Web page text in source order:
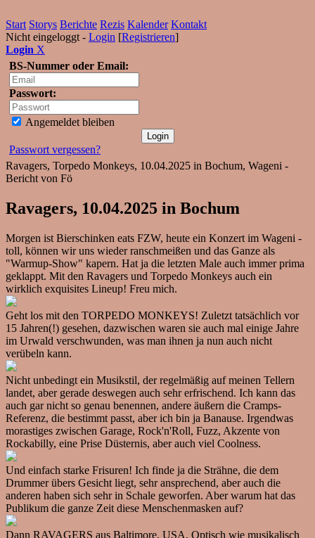
Start Storys Berichte Rezis Kalender Kontakt
Nicht eingeloggt - Login [Registrieren]
Login X
BS-Nummer oder Email:
Passwort:
Angemeldet bleiben
Passwort vergessen?
Ravagers, Torpedo Monkeys, 10.04.2025 in Bochum, Wageni -
Bericht von Fö
Ravagers, 10.04.2025 in Bochum
Morgen ist Bierschinken eats FZW, heute ein Konzert im Wageni -
toll, können wir uns wieder ranschmeißen und das Ganze als
"Warmup-Show" kapern. Hat ja die letzten Male auch immer prima
geklappt. Mit den Ravagers und Torpedo Monkeys auch ein
wirklich exquisites Lineup! Freu mich.
Geht los mit den TORPEDO MONKEYS! Zuletzt tatsächlich vor
15 Jahren(!) gesehen, dazwischen waren sie auch mal einige Jahre
im Urwald verschwunden, was man ihnen ja nun auch nicht
verübeln kann.
Nicht unbedingt ein Musikstil, der regelmäßig auf meinen Tellern
landet, aber gerade deswegen auch sehr erfrischend. Ich kann das
auch gar nicht so genau benennen, andere äußern die Cramps-
Referenz, die bestimmt passt, aber ich bin ja Banause. Irgendwas
morastiges zwischen Garage, Rock'n'Roll, Fuzz, Akzente von
Rockabilly, eine Prise Düsternis, aber auch viel Coolness.
Und einfach starke Frisuren! Ich finde ja die Strähne, die dem
Drummer übers Gesicht liegt, sehr ansprechend, aber auch die
anderen haben sich sehr in Schale geworfen. Aber warum hat das
Publikum die ganze Zeit diese Menschenmasken auf?
Dann RAVAGERS aus Baltimore, USA. Optisch wie musikalisch